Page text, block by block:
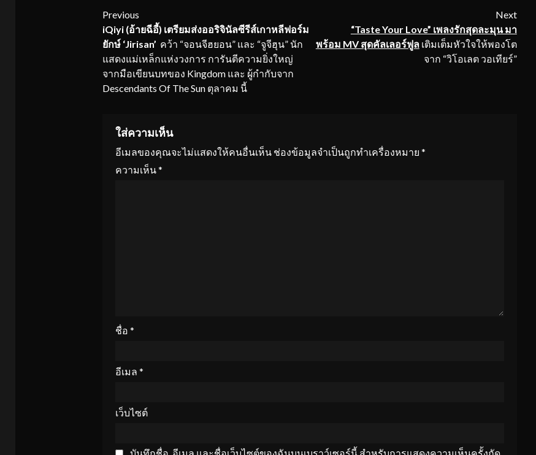
Continue
Reading
Previous
iQiyi (อ้ายฉีอี้) เตรียมส่งออริจินัลซีรีส์เกาหลีฟอร์ม
ยักษ์ ‘Jirisan’ คว้า “จอนจีฮยอน” และ “จูจีฮุน” นัก
แสดงแม่เหล็กแห่งวงการ การันตีความยิ่งใหญ่
จากมือเขียนบทของ Kingdom และ ผู้กำกับจาก
Descendants Of The Sun ตุลาคม นี้
Next
“Taste Your Love” เพลงรักสุดละมุน มา
พร้อม MV สุดคัลเลอร์ฟูลเติมเต็มหัวใจให้พองโต
จาก “วิโอเลต วอเทียร์”
ใส่ความเห็น
อีเมลของคุณจะไม่แสดงให้คนอื่นเห็น ช่องข้อมูลจำเป็นถูกทำเครื่องหมาย *
ความเห็น*
ชื่อ *
อีเมล *
เว็บไซต์